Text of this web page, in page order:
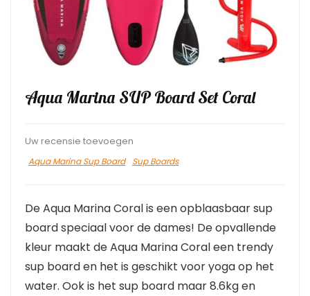
Aqua Marina SUP Board Set Coral
Uw recensie toevoegen
Aqua Marina Sup Board
Sup Boards
De Aqua Marina Coral is een opblaasbaar sup
board speciaal voor de dames! De opvallende
kleur maakt de Aqua Marina Coral een trendy
sup board en het is geschikt voor yoga op het
water. Ook is het sup board maar 8.6kg en